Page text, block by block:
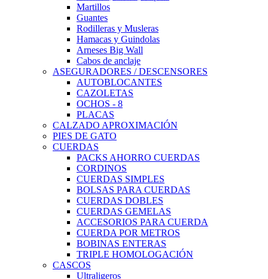
Martillos
Guantes
Rodilleras y Musleras
Hamacas y Guindolas
Arneses Big Wall
Cabos de anclaje
ASEGURADORES / DESCENSORES
AUTOBLOCANTES
CAZOLETAS
OCHOS - 8
PLACAS
CALZADO APROXIMACIÓN
PIES DE GATO
CUERDAS
PACKS AHORRO CUERDAS
CORDINOS
CUERDAS SIMPLES
BOLSAS PARA CUERDAS
CUERDAS DOBLES
CUERDAS GEMELAS
ACCESORIOS PARA CUERDA
CUERDA POR METROS
BOBINAS ENTERAS
TRIPLE HOMOLOGACIÓN
CASCOS
Ultraligeros